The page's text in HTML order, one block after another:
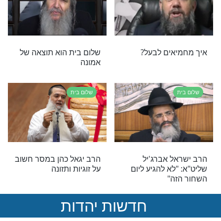
בבית, "שלום
אש"?
שלום בית
זוגיות: אהבה בלי תנאים
שלום בית